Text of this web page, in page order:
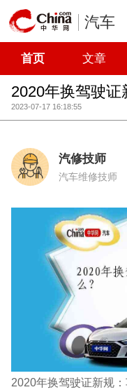
汽车
首页 文章
2020年换驾驶证
2023-07-17 16:18:55
汽修技师
汽车维修技师
2020年换驾驶证新规